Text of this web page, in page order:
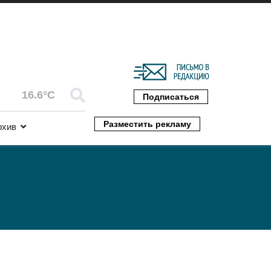
16.6°C Подписаться
Разместить рекламу